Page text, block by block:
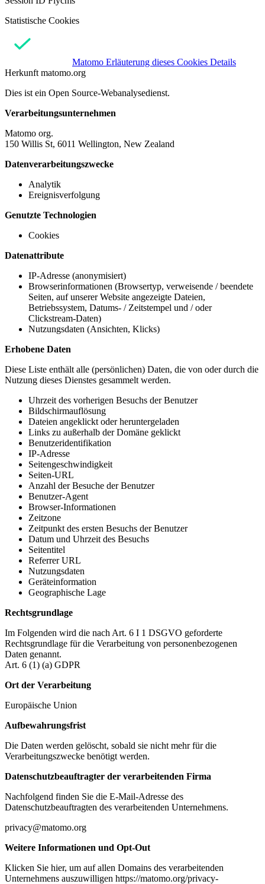
Statistische Cookies
Matomo Erläuterung dieses Cookies Details
Herkunft matomo.org
Dies ist ein Open Source-Webanalysedienst.
Verarbeitungsunternehmen
Matomo org.
150 Willis St, 6011 Wellington, New Zealand
Datenverarbeitungszwecke
Analytik
Ereignisverfolgung
Genutzte Technologien
Cookies
Datenattribute
IP-Adresse (anonymisiert)
Browserinformationen (Browsertyp, verweisende / beendete
Seiten, auf unserer Website angezeigte Dateien,
Betriebssystem, Datums- / Zeitstempel und / oder
Clickstream-Daten)
Nutzungsdaten (Ansichten, Klicks)
Erhobene Daten
Diese Liste enthält alle (persönlichen) Daten, die von oder durch die
Nutzung dieses Dienstes gesammelt werden.
Uhrzeit des vorherigen Besuchs der Benutzer
Bildschirmauflösung
Dateien angeklickt oder heruntergeladen
Links zu außerhalb der Domäne geklickt
Benutzeridentifikation
IP-Adresse
Seitengeschwindigkeit
Seiten-URL
Anzahl der Besuche der Benutzer
Benutzer-Agent
Browser-Informationen
Zeitzone
Zeitpunkt des ersten Besuchs der Benutzer
Datum und Uhrzeit des Besuchs
Seitentitel
Referrer URL
Nutzungsdaten
Geräteinformation
Geographische Lage
Rechtsgrundlage
Im Folgenden wird die nach Art. 6 I 1 DSGVO geforderte
Rechtsgrundlage für die Verarbeitung von personenbezogenen
Daten genannt.
Art. 6 (1) (a) GDPR
Ort der Verarbeitung
Europäische Union
Aufbewahrungsfrist
Die Daten werden gelöscht, sobald sie nicht mehr für die
Verarbeitungszwecke benötigt werden.
Datenschutzbeauftragter der verarbeitenden Firma
Nachfolgend finden Sie die E-Mail-Adresse des
Datenschutzbeauftragten des verarbeitenden Unternehmens.
privacy@matomo.org
Weitere Informationen und Opt-Out
Klicken Sie hier, um auf allen Domains des verarbeitenden
Unternehmens auszuwilligen https://matomo.org/privacy-